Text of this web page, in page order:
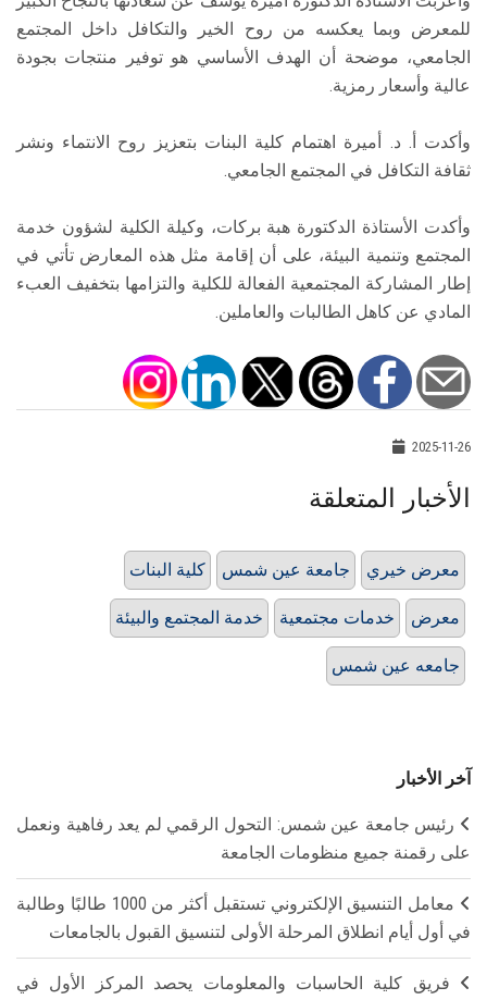
للمعرض وبما يعكسه من روح الخير والتكافل داخل المجتمع
الجامعي، موضحة أن الهدف الأساسي هو توفير منتجات بجودة
عالية وأسعار رمزية.
وأكدت أ. د. أميرة اهتمام كلية البنات بتعزيز روح الانتماء ونشر
ثقافة التكافل في المجتمع الجامعي.
وأكدت الأستاذة الدكتورة هبة بركات، وكيلة الكلية لشؤون خدمة
المجتمع وتنمية البيئة، على أن إقامة مثل هذه المعارض تأتي في
إطار المشاركة المجتمعية الفعالة للكلية والتزامها بتخفيف العبء
المادي عن كاهل الطالبات والعاملين.
2025-11-26
الأخبار المتعلقة
كلية البنات جامعة عين شمس معرض خيري
خدمة المجتمع والبيئة خدمات مجتمعية معرض
جامعه عين شمس
آخر الأخبار
رئيس جامعة عين شمس: التحول الرقمي لم يعد رفاهية ونعمل
على رقمنة جميع منظومات الجامعة
معامل التنسيق الإلكتروني تستقبل أكثر من 1000 طالبًا وطالبة
في أول أيام انطلاق المرحلة الأولى لتنسيق القبول بالجامعات
فريق كلية الحاسبات والمعلومات يحصد المركز الأول في